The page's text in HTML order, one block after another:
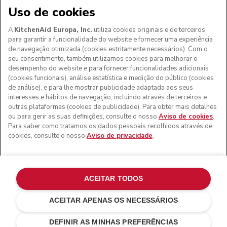
Aos clientes nos Açores, Madeira e outros territórios
portugueses: Por favor, contacte a nossa equipa de Apoio
ao Cliente para efetuar a sua encomenda, de forma a
podermos fornecer os custos de envio exatos e aplicar a
taxa de IVA correta
nos EUA e noutros locais.
Gerir as minhas cookies
Aviso de privacidade
Política de cookies
Outros países
Resolução de litígios online
Uso de cookies
A KitchenAid Europa, Inc. utiliza cookies originais e de terceiros
para garantir a funcionalidade do website e fornecer uma experiência
de navegação otimizada (cookies estritamente necessários). Com o
seu consentimento, também utilizamos cookies para melhorar o
desempenho do website e para fornecer funcionalidades adicionais
(cookies funcionais), análise estatística e medição do público (cookies
de análise), e para lhe mostrar publicidade adaptada aos seus
interesses e hábitos de navegação, incluindo através de terceiros e
outras plataformas (cookies de publicidade). Para obter mais detalhes
ou para gerir as suas definições, consulte o nosso Aviso de cookies.
Para saber como tratamos os dados pessoais recolhidos através de
cookies, consulte o nosso Aviso de privacidade.
DEFINIR AS MINHAS PREFERÊNCIAS
ACEITAR APENAS OS NECESSÁRIOS
ACEITAR TODOS